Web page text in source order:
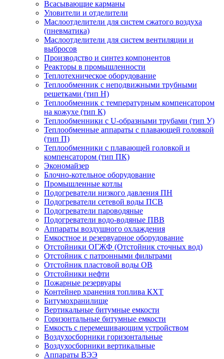
Всасывающие карманы
Уловители и отделители
Маслоотделители для систем сжатого воздуха
(пневматика)
Маслоотделители для систем вентиляции и
выбросов
Производство и синтез компонентов
Реакторы в промышленности
Теплотехническое оборудование
Теплообменник с неподвижными трубными
решетками (тип Н)
Теплообменник с температурным компенсатором
на кожухе (тип К)
Теплообменники с U-образными трубами (тип У)
Теплообменные аппараты с плавающей головкой
(тип П)
Теплообменники с плавающей головкой и
компенсатором (тип ПК)
Экономайзер
Блочно-котельное оборудование
Промышленные котлы
Подогреватели низкого давления ПН
Подогреватели сетевой воды ПСВ
Подогреватели пароводяные
Подогреватели водо-водяные ПВВ
Аппараты воздушного охлаждения
Емкостное и резервуарное оборудование
Отстойники ОГЖФ (Отстойник сточных вод)
Отстойник с патронными фильтрами
Отстойник пластовой воды ОВ
Отстойники нефти
Пожарные резервуары
Контейнер хранения топлива КХТ
Битумохранилище
Вертикальные битумные емкости
Горизонтальные битумные емкости
Емкость с перемешивающим устройством
Воздухосборники горизонтальные
Воздухосборники вертикальные
Аппараты ВЭЭ